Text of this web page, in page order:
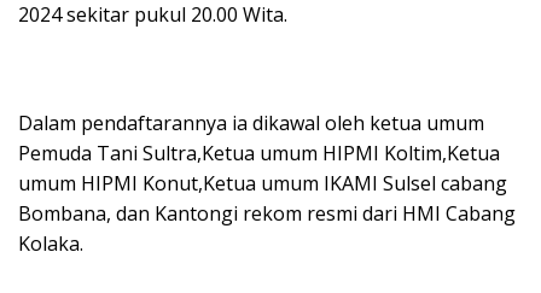
2024 sekitar pukul 20.00 Wita.
Dalam pendaftarannya ia dikawal oleh ketua umum
Pemuda Tani Sultra,Ketua umum HIPMI Koltim,Ketua
umum HIPMI Konut,Ketua umum IKAMI Sulsel cabang
Bombana, dan Kantongi rekom resmi dari HMI Cabang
Kolaka.